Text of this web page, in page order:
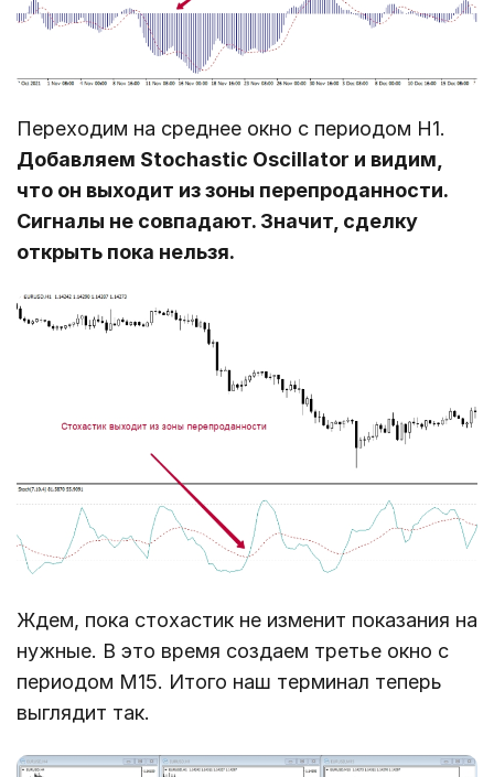
Переходим на среднее окно с периодом Н1.
Добавляем Stochastic Oscillator и видим,
что он выходит из зоны перепроданности.
Сигналы не совпадают. Значит, сделку
открыть пока нельзя.
Ждем, пока стохастик не изменит показания на
нужные. В это время создаем третье окно с
периодом М15. Итого наш терминал теперь
выглядит так.